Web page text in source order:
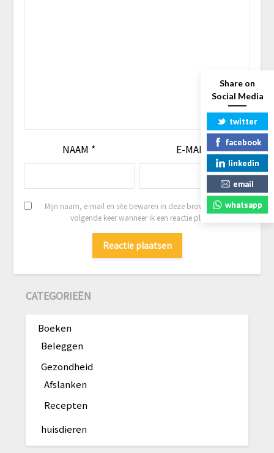
NAAM * E-MAIL*
Mijn naam, e-mail en site bewaren in deze browser voor de
volgende keer wanneer ik een reactie plaats.
CATEGORIEËN
Boeken
Beleggen
Gezondheid
Afslanken
Recepten
huisdieren
Share on
Social Media
twitter
facebook
linkedin
email
whatsapp